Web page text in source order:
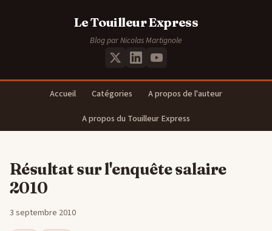
Le Touilleur Express
Blog par Nicolas Martignole
Accueil Catégories
A propos de l'auteur
A propos du Touilleur Express
Résultat sur l'enquête salaire
2010
3 septembre 2010